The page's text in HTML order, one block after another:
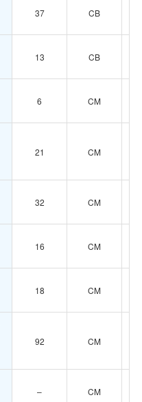
37 CB
13 CB
6 CM
21 CM
32 CM
16 CM
18 CM
92 CM
– CM